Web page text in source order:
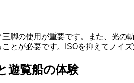
脚の使用が重要です。また、光
とが必要です。ISOを抑えてノイ
遊覧船の体験